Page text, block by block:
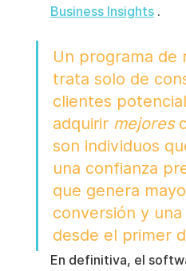
Business Insights .
Un programa de
trata solo de
clientes
adquirir mejores
son individuos
una confianza
que genera
conversión y
desde el primer
En definitiva, el